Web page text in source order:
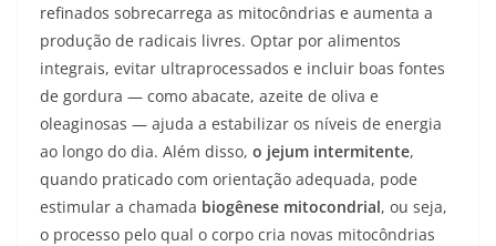
refinados sobrecarrega as mitocôndrias e aumenta a
produção de radicais livres. Optar por alimentos
integrais, evitar ultraprocessados e incluir boas fontes
de gordura — como abacate, azeite de oliva e
oleaginosas — ajuda a estabilizar os níveis de energia
ao longo do dia. Além disso, o jejum intermitente,
quando praticado com orientação adequada, pode
estimular a chamada biogênese mitocondrial, ou seja,
o processo pelo qual o corpo cria novas mitocôndrias